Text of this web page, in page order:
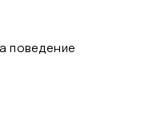
поведение